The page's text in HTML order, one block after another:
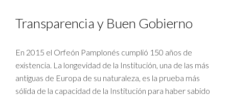
Transparencia y Buen Gobierno
En 2015 el Orfeón Pamplonés cumplió 150 años de
existencia. La longevidad de la Institución, una de las más
antiguas de Europa de su naturaleza, es la prueba más
sólida de la capacidad de la Institución para haber sabido